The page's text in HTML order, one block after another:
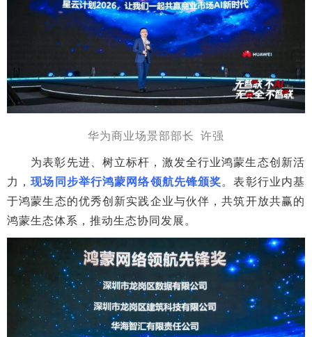
华为商业场景部部长 许强
为表彰先进、树立标杆，激发全行业鸿蒙生态创新活
力，现场同步举行鸿蒙网络领航先锋颁奖。表彰行业内基
于鸿蒙生态的优秀创新实践企业与伙伴，共筑开放共赢的
鸿蒙生态体系，推动生态协同发展。